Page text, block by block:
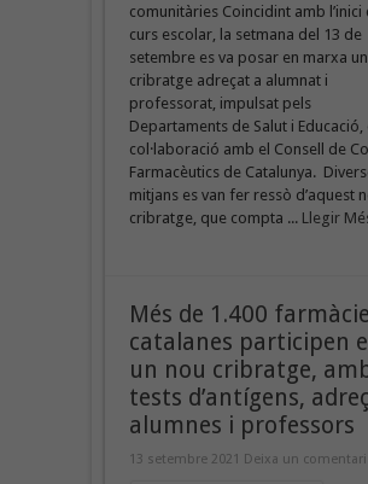
comunitàries Coincidint amb l’inici
curs escolar, la setmana del 13 de
setembre es va posar en marxa
cribratge adreçat a alumnat i
professorat, impulsat pels
Departaments de Salut i Educació,
col·laboració amb el Consell de
Farmacèutics de Catalunya.
mitjans es van fer ressò d’aquest
cribratge, que compta ... Llegir
Més de 1.400
catalanes participen
un nou cribratge,
tests d’antígens,
alumnes i professors
13 setembre 2021 Deixa un comentari